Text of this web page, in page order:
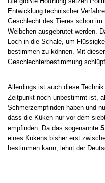
Entwicklung technischer
Geschlecht des Tieres schon
Weibchen ausgebrütet werden.
Loch in die Schale, um
bestimmen zu können. Mit
Geschlechterbestimmung
Allerdings ist auch diese
Zeitpunkt noch unbestimmt ist,
Schmerzempfinden haben und
dass die Küken nur vor dem
empfinden. Da das sogenannte
eines Kükens bisher erst
bestimmen kann, lehnt der